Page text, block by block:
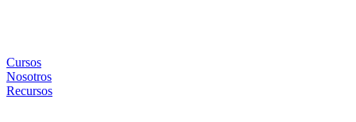
Cursos
Nosotros
Recursos